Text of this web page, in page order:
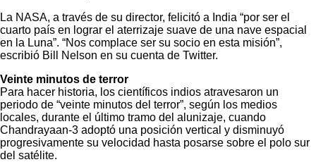
La NASA, a través de su director, felicitó a India “por ser el
cuarto país en lograr el aterrizaje suave de una nave espacial
en la Luna”. “Nos complace ser su socio en esta misión”,
escribió Bill Nelson en su cuenta de Twitter.
Veinte minutos de terror
Para hacer historia, los científicos indios atravesaron un
periodo de “veinte minutos del terror”, según los medios
locales, durante el último tramo del alunizaje, cuando
Chandrayaan-3 adoptó una posición vertical y disminuyó
progresivamente su velocidad hasta posarse sobre el polo sur
del satélite.